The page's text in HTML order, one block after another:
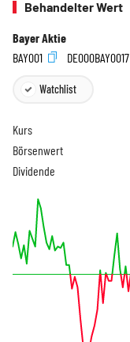
Behandelter Wert
Bayer Aktie
BAY001
DE000BAY0017
Watchlist
Kurs
Börsenwert
Dividende